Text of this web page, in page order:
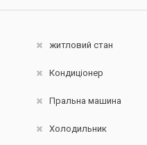
житловий стан
Кондиціонер
Пральна машина
Холодильник